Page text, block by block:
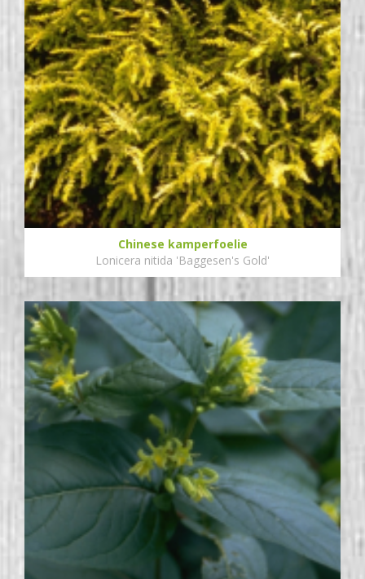
Chinese kamperfoelie
Lonicera nitida 'Baggesen's Gold'